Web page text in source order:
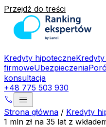
Przejdź do treści
Kredyty hipoteczne
firmoweUbezpieczenia
konsultacja
+48 775 503 930
phone menu
Strona główna / Kredyty
1 mln zł na 35 lat z